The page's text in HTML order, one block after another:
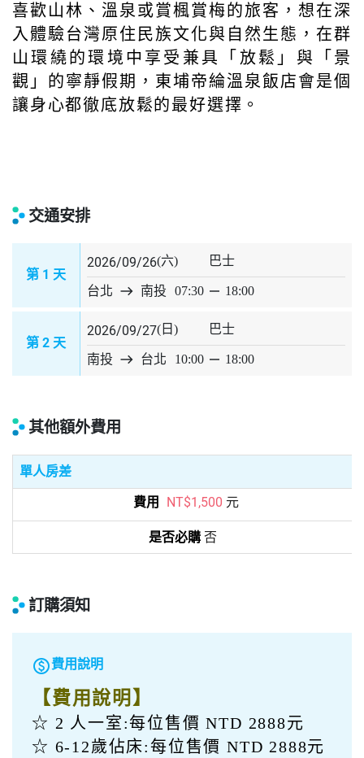
喜歡山林、溫泉或賞楓賞梅的旅客，想在深
入體驗台灣原住民族文化與自然生態，在群
山環繞的環境中享受兼具「放鬆」與「景
觀」的寧靜假期，東埔帝綸溫泉飯店會是個
讓身心都徹底放鬆的最好選擇。
交通安排
第 1 天
2026/09/26(六) 巴士
台北 east 南投 07:30 horizontal_rule 18:00
第 2 天
2026/09/27(日) 巴士
南投 east 台北 10:00 horizontal_rule 18:00
其他額外費用
單人房差
NT$1,500 元
否
訂購須知
paid費用說明
【費用說明】
☆ 2 人一室:每位售價 NTD 2888元
☆ 6-12歲佔床:每位售價 NTD 2888元